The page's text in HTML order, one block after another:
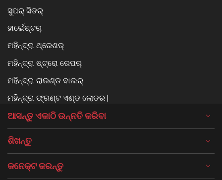
ସୁପର୍ ସିଡର୍
ହାର୍ଭେଷ୍ଟର୍
ମହିନ୍ଦ୍ରା ଥ୍ରେଶର୍
ମହିନ୍ଦ୍ରା ଷ୍ଟ୍ରୋ ରେପର୍
ମହିନ୍ଦ୍ରା ରାଉଣ୍ଡ ବାଲର୍
ମହିନ୍ଦ୍ରା ଫ୍ରଣ୍ଟ ଏଣ୍ଡ ଲୋଡର |
ଆସନ୍ତୁ ଏକାଠି ଉନ୍ନତି କରିବା
ଶିଖନ୍ତୁ
କନେକ୍ଟ କରନ୍ତୁ